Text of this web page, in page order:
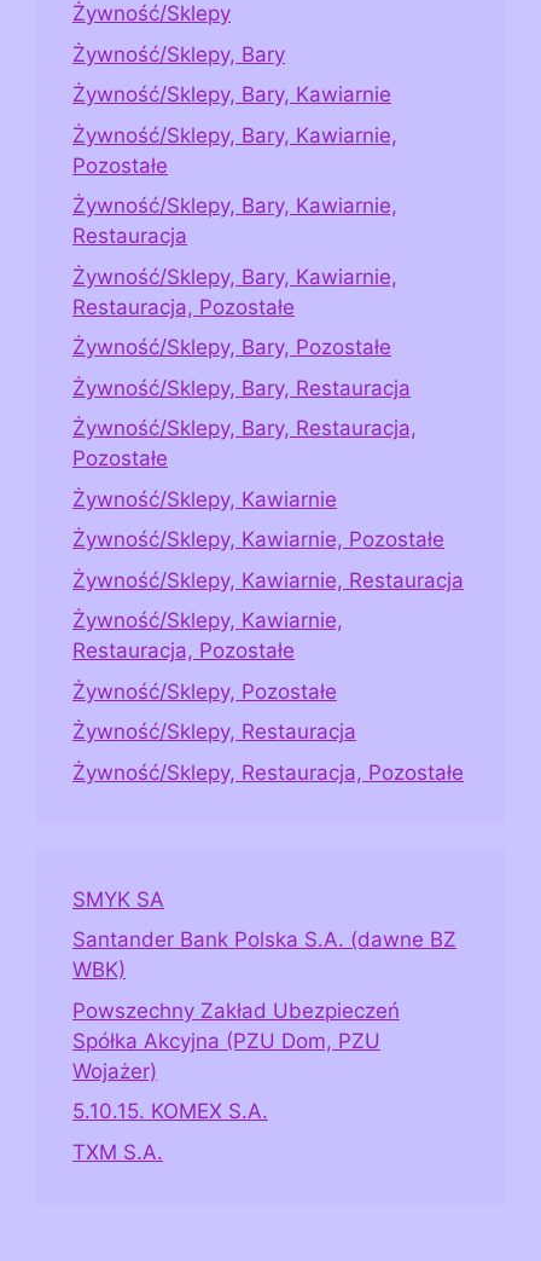
Żywność/Sklepy
Żywność/Sklepy, Bary
Żywność/Sklepy, Bary, Kawiarnie
Żywność/Sklepy, Bary, Kawiarnie,
Pozostałe
Żywność/Sklepy, Bary, Kawiarnie,
Restauracja
Żywność/Sklepy, Bary, Kawiarnie,
Restauracja, Pozostałe
Żywność/Sklepy, Bary, Pozostałe
Żywność/Sklepy, Bary, Restauracja
Żywność/Sklepy, Bary, Restauracja,
Pozostałe
Żywność/Sklepy, Kawiarnie
Żywność/Sklepy, Kawiarnie, Pozostałe
Żywność/Sklepy, Kawiarnie, Restauracja
Żywność/Sklepy, Kawiarnie,
Restauracja, Pozostałe
Żywność/Sklepy, Pozostałe
Żywność/Sklepy, Restauracja
Żywność/Sklepy, Restauracja, Pozostałe
SMYK SA
Santander Bank Polska S.A. (dawne BZ
WBK)
Powszechny Zakład Ubezpieczeń
Spółka Akcyjna (PZU Dom, PZU
Wojażer)
5.10.15. KOMEX S.A.
TXM S.A.